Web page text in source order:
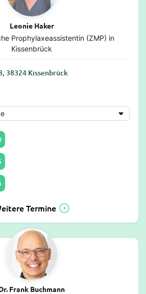
Leonie Haker
Prophylaxeassistentin (ZMP) in
Kissenbrück
38324 Kissenbrück
Termine
Frank Buchmann